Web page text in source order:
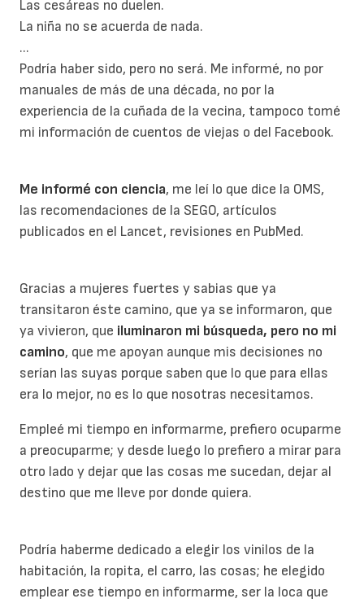
Las cesáreas no duelen.
La niña no se acuerda de nada.
...
Podría haber sido, pero no será. Me informé, no por
manuales de más de una década, no por la
experiencia de la cuñada de la vecina, tampoco tomé
mi información de cuentos de viejas o del Facebook.
Me informé con ciencia, me leí lo que dice la OMS,
las recomendaciones de la SEGO, artículos
publicados en el Lancet, revisiones en PubMed.
Gracias a mujeres fuertes y sabias que ya
transitaron éste camino, que ya se informaron, que
ya vivieron, que iluminaron mi búsqueda, pero no mi
camino, que me apoyan aunque mis decisiones no
serían las suyas porque saben que lo que para ellas
era lo mejor, no es lo que nosotras necesitamos.
Empleé mi tiempo en informarme, prefiero ocuparme
a preocuparme; y desde luego lo prefiero a mirar para
otro lado y dejar que las cosas me sucedan, dejar al
destino que me lleve por donde quiera.
Podría haberme dedicado a elegir los vinilos de la
habitación, la ropita, el carro, las cosas; he elegido
emplear ese tiempo en informarme, ser la loca que